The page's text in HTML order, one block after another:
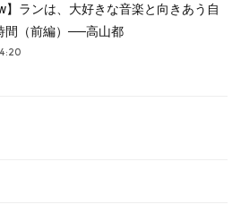
】ランは、大好きな音楽と向きあう自
間（前編）──高山都